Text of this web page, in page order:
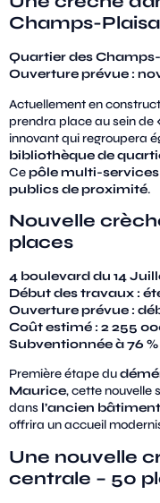
Champs-
Quartier des
Ouverture prévue :
Actuellement en
prendra place au sein de
innovant qui regroupera
bibliothèque de
Cepôle multi-services
publics de proximité.
Nouvelle
places
4 boulevard du 14
Début des travaux :
Ouverture prévue :
Coût estimé : 2 255
Subventionnée à 76
Première étape du
Maurice, cette nouvelle
dans l’ancien
offrira un accueil
Une nouvelle
centrale – 50